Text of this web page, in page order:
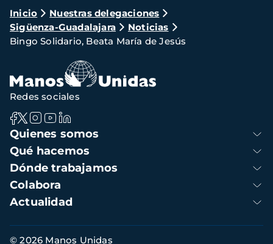
Ruta
de
navegación
Inicio
Nuestras delegaciones
Sigüenza-Guadalajara
Noticias
Bingo Solidario, Beata María de Jesús
Navegación
principal
Quienes somos
Qué hacemos
Dónde trabajamos
Colabora
Actualidad
Redes sociales
Información
© 2026 Manos Unidas